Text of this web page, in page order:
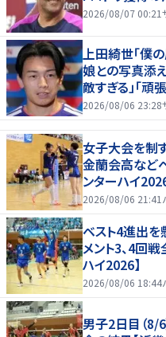
2026/08/07 00:21
上田綺世「僕
娘との写真添
敵すぎる」「頑
2026/08/06 23:28
女子大会を制
金蘭会高など
ンターハイ
2026/08/06 21:41
ベスト4進出を
メント3、4回
ハイ2026】
2026/08/06 18:44
男子2日目（8/